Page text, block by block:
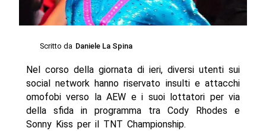
Scritto da Daniele La Spina
Nel corso della giornata di ieri, diversi utenti sui
social network hanno riservato insulti e attacchi
omofobi verso la AEW e i suoi lottatori per via
della sfida in programma tra Cody Rhodes e
Sonny Kiss per il TNT Championship.